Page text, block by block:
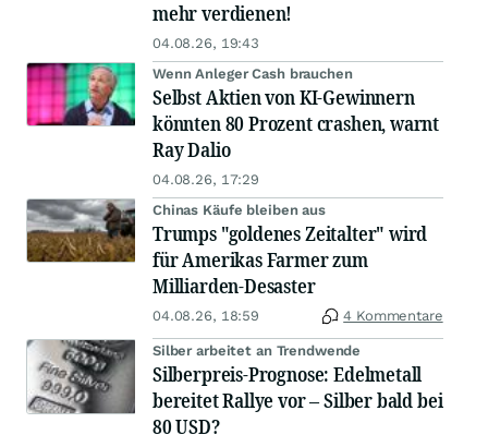
mehr verdienen!
04.08.26, 19:43
Wenn Anleger Cash brauchen
Selbst Aktien von KI-Gewinnern
könnten 80 Prozent crashen, warnt
Ray Dalio
04.08.26, 17:29
Chinas Käufe bleiben aus
Trumps "goldenes Zeitalter" wird
für Amerikas Farmer zum
Milliarden-Desaster
04.08.26, 18:59 4 Kommentare
Silber arbeitet an Trendwende
Silberpreis-Prognose: Edelmetall
bereitet Rallye vor – Silber bald bei
80 USD?